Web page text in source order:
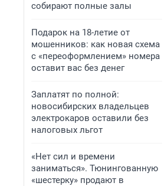
собирают полные залы
Подарок на 18-летие от
мошенников: как новая схема
с «переоформлением» номера
оставит вас без денег
Заплатят по полной:
новосибирских владельцев
электрокаров оставили без
налоговых льгот
«Нет сил и времени
заниматься». Тюнингованную
«шестерку» продают в